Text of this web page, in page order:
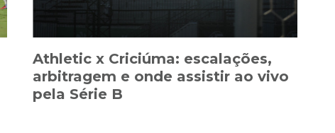
Athletic x Criciúma: escalações,
arbitragem e onde assistir ao vivo
pela Série B